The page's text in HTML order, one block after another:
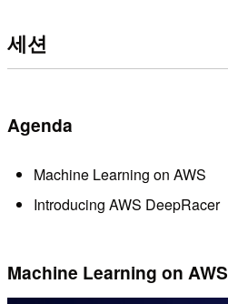
세션
Agenda
Machine Learning on AWS
Introducing AWS DeepRacer
Machine Learning on AWS